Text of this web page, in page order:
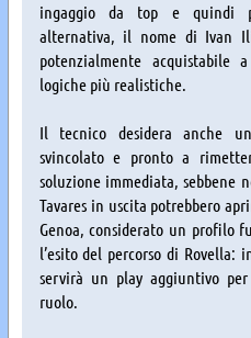
ingaggio da top e quindi
alternativa, il nome di Ivan
potenzialmente acquistabile
logiche più realistiche.
Il tecnico desidera anche
svincolato e pronto a
soluzione immediata, sebbene
Tavares in uscita potrebbero
Genoa, considerato un profilo
l’esito del percorso di
servirà un play aggiuntivo
ruolo.